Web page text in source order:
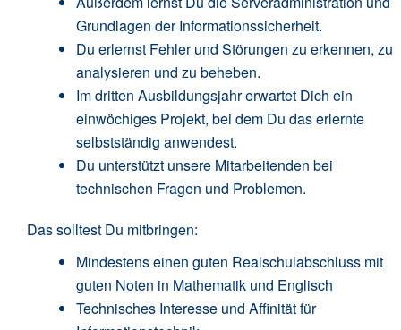
Grundlagen der Informationssicherheit.
Du erlernst Fehler und Störungen zu erkennen, zu
analysieren und zu beheben.
Im dritten Ausbildungsjahr erwartet Dich ein
einwöchiges Projekt, bei dem Du das erlernte
selbstständig anwendest.
Du unterstützt unsere Mitarbeitenden bei
technischen Fragen und Problemen.
Das solltest Du mitbringen:
Mindestens einen guten Realschulabschluss mit
guten Noten in Mathematik und Englisch
Technisches Interesse und Affinität für